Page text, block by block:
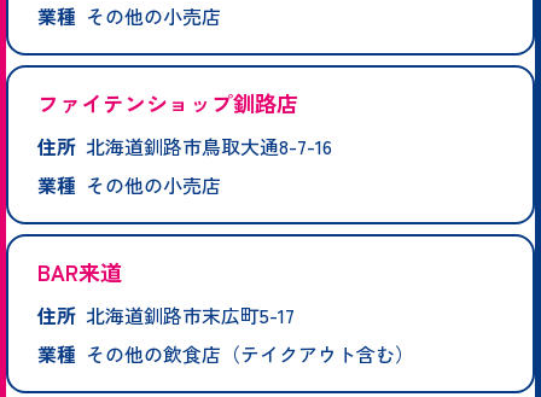
業種 その他の小売店
ファイテンショップ釧路店
住所 北海道釧路市鳥取大通8-7-16
業種 その他の小売店
BAR来道
住所 北海道釧路市末広町5-17
業種 その他の飲食店（テイクアウト含む）